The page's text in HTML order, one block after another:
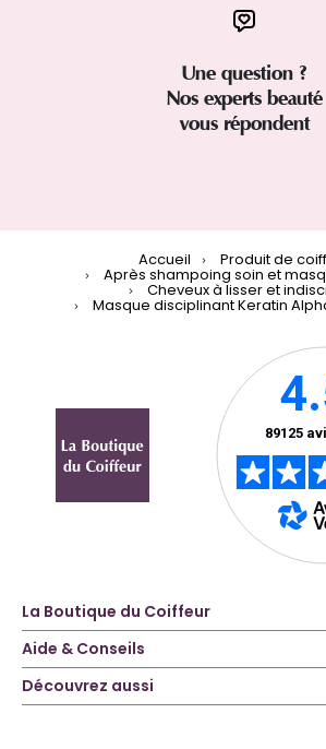
Une question ?
Nos experts beauté
vous répondent
Accueil Produit de
Après shampoing soin et
Cheveux à lisser et
Masque disciplinant Keratin
La Boutique du Coiffeur
Aide & Conseils
Découvrez aussi